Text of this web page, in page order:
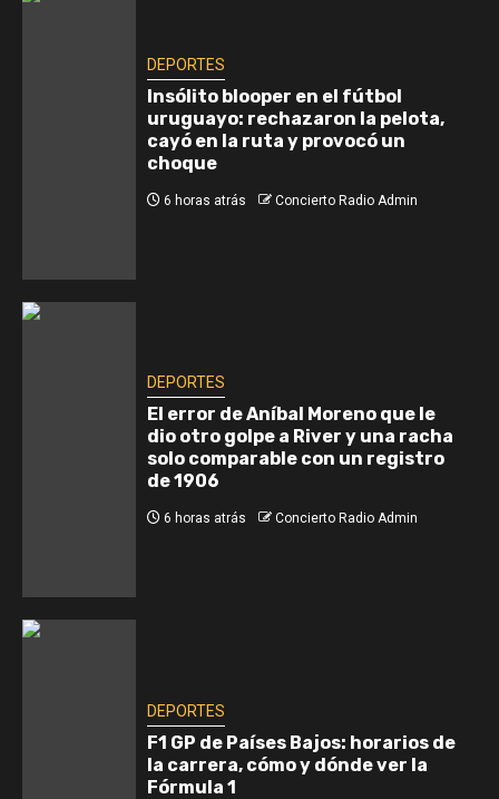
DEPORTES
Insólito blooper en el fútbol
uruguayo: rechazaron la pelota,
cayó en la ruta y provocó un
choque
6 horas atrás Concierto Radio Admin
DEPORTES
El error de Aníbal Moreno que le
dio otro golpe a River y una racha
solo comparable con un registro
de 1906
6 horas atrás Concierto Radio Admin
DEPORTES
F1 GP de Países Bajos: horarios de
la carrera, cómo y dónde ver la
Fórmula 1